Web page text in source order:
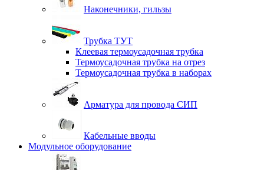
Наконечники, гильзы
Трубка ТУТ
Клеевая термоусадочная трубка
Термоусадочная трубка на отрез
Термоусадочная трубка в наборах
Арматура для провода СИП
Кабельные вводы
Модульное оборудование